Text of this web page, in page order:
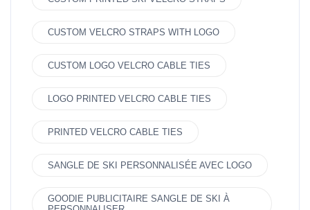
CUSTOM VELCRO STRAPS WITH LOGO
CUSTOM LOGO VELCRO CABLE TIES
LOGO PRINTED VELCRO CABLE TIES
PRINTED VELCRO CABLE TIES
SANGLE DE SKI PERSONNALISÉE AVEC LOGO
GOODIE PUBLICITAIRE SANGLE DE SKI À